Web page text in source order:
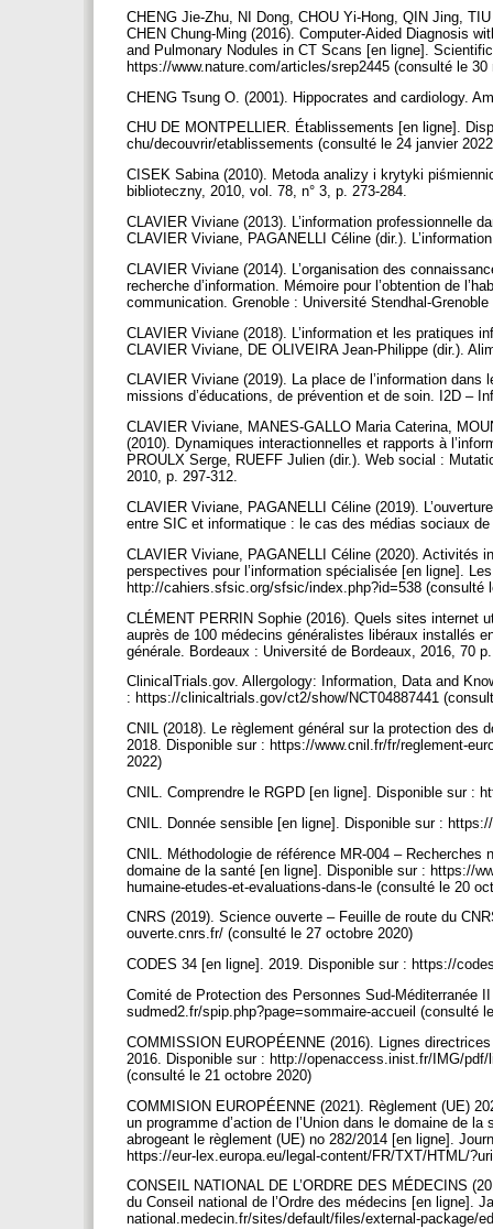
CHENG Jie-Zhu, NI Dong, CHOU Yi-Hong, QIN Jing,
CHEN Chung-Ming (2016). Computer-Aided Diagnosis
and Pulmonary Nodules in CT Scans [en ligne].
https://www.nature.com/articles/srep2445 (consulté le
CHENG Tsung O. (2001). Hippocrates and cardiology.
CHU DE MONTPELLIER. Établissements [en ligne].
chu/decouvrir/etablissements (consulté le 24 janvier
CISEK Sabina (2010). Metoda analizy i krytyki
biblioteczny, 2010, vol. 78, n° 3, p. 273-284.
CLAVIER Viviane (2013). L’information professionnelle
CLAVIER Viviane, PAGANELLI Céline (dir.).
CLAVIER Viviane (2014). L’organisation des
recherche d’information. Mémoire pour l’obtention de
communication. Grenoble : Université Stendhal-
CLAVIER Viviane (2018). L’information et les pratiques
CLAVIER Viviane, DE OLIVEIRA Jean-Philippe (dir.).
CLAVIER Viviane (2019). La place de l’information
missions d’éducations, de prévention et de soin. I2D –
CLAVIER Viviane, MANES-GALLO Maria Caterina,
(2010). Dynamiques interactionnelles et rapports à
PROULX Serge, RUEFF Julien (dir.). Web social :
2010, p. 297-312.
CLAVIER Viviane, PAGANELLI Céline (2019).
entre SIC et informatique : le cas des médias sociaux
CLAVIER Viviane, PAGANELLI Céline (2020). Activités
perspectives pour l’information spécialisée [en ligne].
http://cahiers.sfsic.org/sfsic/index.php?id=538 (consulté
CLÉMENT PERRIN Sophie (2016). Quels sites internet
auprès de 100 médecins généralistes libéraux installés
générale. Bordeaux : Université de Bordeaux, 2016, 70
ClinicalTrials.gov. Allergology: Information, Data and
: https://clinicaltrials.gov/ct2/show/NCT04887441
CNIL (2018). Le règlement général sur la protection des
2018. Disponible sur : https://www.cnil.fr/fr/reglement-
2022)
CNIL. Comprendre le RGPD [en ligne]. Disponible sur :
CNIL. Donnée sensible [en ligne]. Disponible sur :
CNIL. Méthodologie de référence MR-004 –
domaine de la santé [en ligne]. Disponible sur : https://
humaine-etudes-et-evaluations-dans-le (consulté le 20
CNRS (2019). Science ouverte – Feuille de route du
ouverte.cnrs.fr/ (consulté le 27 octobre 2020)
CODES 34 [en ligne]. 2019. Disponible sur : https://
Comité de Protection des Personnes Sud-Méditerranée
sudmed2.fr/spip.php?page=sommaire-accueil (consulté
COMMISSION EUROPÉENNE (2016). Lignes
2016. Disponible sur : http://openaccess.inist.fr/IMG/
(consulté le 21 octobre 2020)
COMMISION EUROPÉENNE (2021). Règlement (UE)
un programme d’action de l’Union dans le domaine de
abrogeant le règlement (UE) no 282/2014 [en ligne].
https://eur-lex.europa.eu/legal-content/FR/TXT/HTML/
CONSEIL NATIONAL DE L’ORDRE DES MÉDECINS
du Conseil national de l’Ordre des médecins [en ligne].
national.medecin.fr/sites/default/files/external-package/